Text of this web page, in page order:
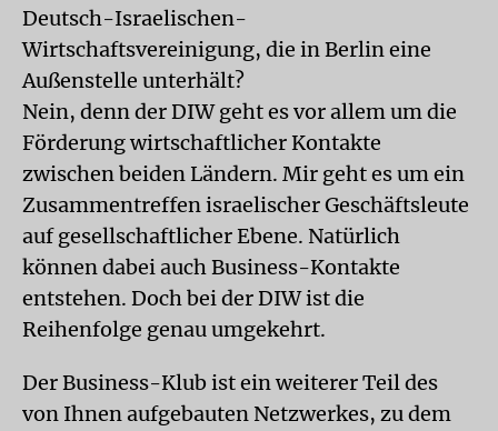
Deutsch-Israelischen-
Wirtschaftsvereinigung, die in Berlin eine
Außenstelle unterhält?
Nein, denn der DIW geht es vor allem um die
Förderung wirtschaftlicher Kontakte
zwischen beiden Ländern. Mir geht es um ein
Zusammentreffen israelischer Geschäftsleute
auf gesellschaftlicher Ebene. Natürlich
können dabei auch Business-Kontakte
entstehen. Doch bei der DIW ist die
Reihenfolge genau umgekehrt.
Der Business-Klub ist ein weiterer Teil des
von Ihnen aufgebauten Netzwerkes, zu dem